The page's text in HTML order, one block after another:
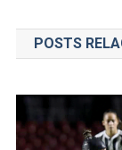
de
Post
POSTS